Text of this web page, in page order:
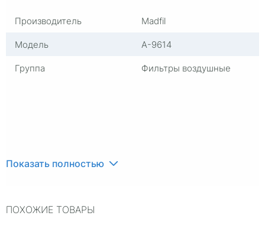
Производитель
Madfil
Модель
A-9614
Группа
Фильтры воздушные
Показать полностью
ПОХОЖИЕ ТОВАРЫ